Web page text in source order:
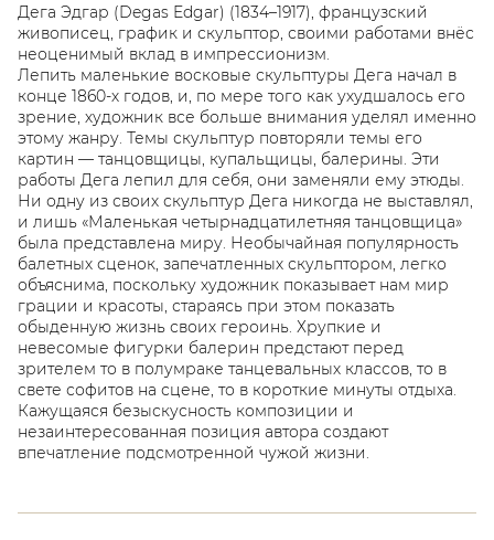
Дега Эдгар (Degas Edgar) (1834–1917), французский
живописец, график и скульптор, своими работами внёс
неоценимый вклад в импрессионизм.
Лепить маленькие восковые скульптуры Дега начал в
конце 1860-х годов, и, по мере того как ухудшалось его
зрение, художник все больше внимания уделял именно
этому жанру. Темы скульптур повторяли темы его
картин — танцовщицы, купальщицы, балерины. Эти
работы Дега лепил для себя, они заменяли ему этюды.
Ни одну из своих скульптур Дега никогда не выставлял,
и лишь «Маленькая четырнадцатилетняя танцовщица»
была представлена миру. Необычайная популярность
балетных сценок, запечатленных скульптором, легко
объяснима, поскольку художник показывает нам мир
грации и красоты, стараясь при этом показать
обыденную жизнь своих героинь. Хрупкие и
невесомые фигурки балерин предстают перед
зрителем то в полумраке танцевальных классов, то в
свете софитов на сцене, то в короткие минуты отдыха.
Кажущаяся безыскусность композиции и
незаинтересованная позиция автора создают
впечатление подсмотренной чужой жизни.